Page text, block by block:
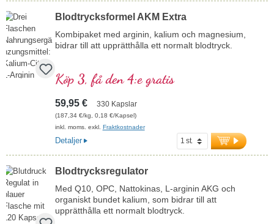
Blodtrycksformel AKM Extra
Kombipaket med arginin, kalium och magnesium,
bidrar till att upprätthålla ett normalt blodtryck.
Köp 3, få den 4:e gratis
59,95 € 330 Kapslar
(187,34 €/kg, 0,18 €/Kapsel)
inkl. moms. exkl. Fraktkostnader
Detaljer
Blodtrycksregulator
Med Q10, OPC, Nattokinas, L-arginin AKG och
organiskt bundet kalium, som bidrar till att
upprätthålla ett normalt blodtryck.